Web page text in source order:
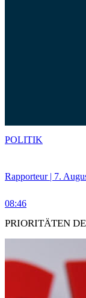
Rapporteur | 7.
08:46
POLITIK
PRIORITÄTEN